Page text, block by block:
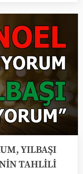
YILBAŞI
TAHLİLİ